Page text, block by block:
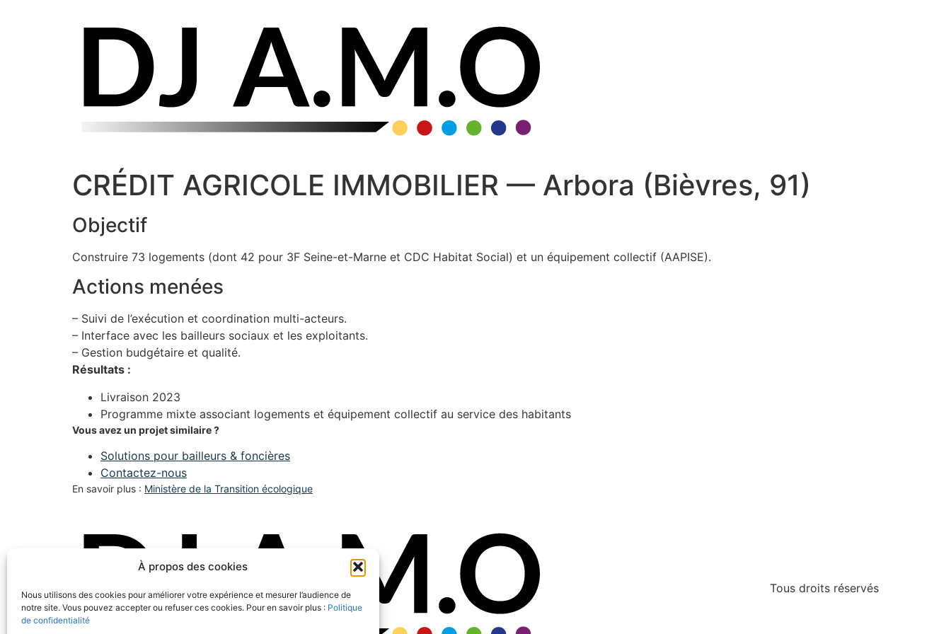
À propos des cookies
Nous utilisons des cookies pour améliorer votre expérience et mesurer l’audience de
notre site. Vous pouvez accepter ou refuser ces cookies. Pour en savoir plus : Politique
de confidentialité
CRÉDIT AGRICOLE IMMOBILIER — Arbora (Bièvres, 91)
Objectif
Construire 73 logements (dont 42 pour 3F Seine-et-Marne et CDC Habitat Social) et un équipement collectif (AAPISE).
Actions menées
– Suivi de l’exécution et coordination multi-acteurs.
– Interface avec les bailleurs sociaux et les exploitants.
– Gestion budgétaire et qualité.
Résultats :
Livraison 2023
Programme mixte associant logements et équipement collectif au service des habitants
Vous avez un projet similaire ?
Solutions pour bailleurs & foncières
Contactez-nous
En savoir plus : Ministère de la Transition écologique
Tous droits réservés